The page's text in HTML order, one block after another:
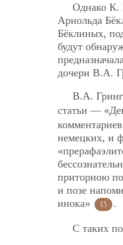
Однако К.
Арнольда
Бёклиных,
будут
дочери В.А.
В.А.
статьи —
немецких, и
приторною
и позе
инока»
15 .
С таких